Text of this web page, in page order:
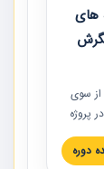
های
از سوی
پروژه
شد.دوره